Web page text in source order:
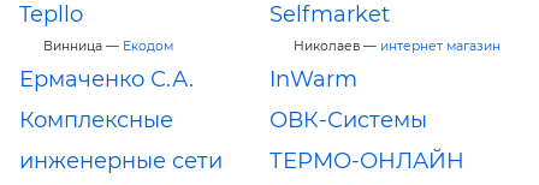
Tepllo
Винница — Екодом
Selfmarket
Николаев — интернет магазин
Ермаченко С.А.
InWarm
Комплексные
инженерные сети
ОВК-Системы
ТЕРМО-ОНЛАЙН